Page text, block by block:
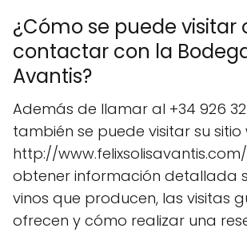
¿Cómo se puede visitar
contactar con la
Avantis?
Además de llamar al +34 926 32
también se puede visitar su
http://
obtener información detallada
vinos que producen, las visitas
ofrecen y cómo realizar una